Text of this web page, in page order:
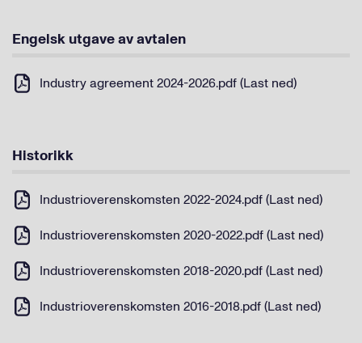
Engelsk utgave av avtalen
Industry agreement 2024-2026.pdf (Last ned)
Historikk
Industrioverenskomsten 2022-2024.pdf (Last ned)
Industrioverenskomsten 2020-2022.pdf (Last ned)
Industrioverenskomsten 2018-2020.pdf (Last ned)
Industrioverenskomsten 2016-2018.pdf (Last ned)